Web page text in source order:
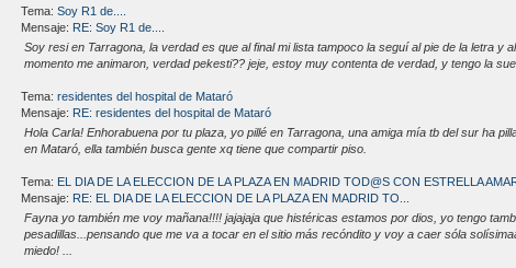
Tema: Soy R1 de....
Mensaje: RE: Soy R1 de....
Soy resi en Tarragona, la verdad es que al final mi lista tampoco la seguí al pie de la letra y
momento me animaron, verdad pekesti?? jeje, estoy muy contenta de verdad, y tengo la
Tema: residentes del hospital de Mataró
Mensaje: RE: residentes del hospital de Mataró
Hola Carla! Enhorabuena por tu plaza, yo pillé en Tarragona, una amiga mía tb del sur ha
en Mataró, ella también busca gente xq tiene que compartir piso.
Tema: EL DIA DE LA ELECCION DE LA PLAZA EN MADRID TOD@S CON ESTRELLA
Mensaje: RE: EL DIA DE LA ELECCION DE LA PLAZA EN MADRID TO...
Fayna yo también me voy mañana!!!! jajajaja que histéricas estamos por dios, yo tengo
pesadillas...pensando que me va a tocar en el sitio más recóndito y voy a caer sóla
miedo! ...